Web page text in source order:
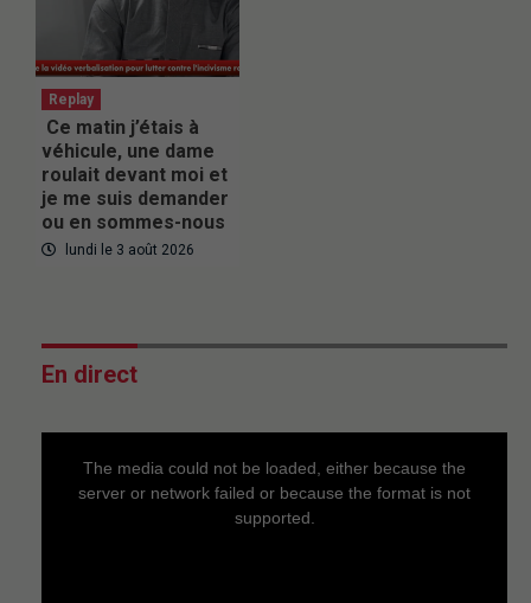
Replay
Ce matin j’étais à
véhicule, une dame
roulait devant moi et
je me suis demander
ou en sommes-nous
lundi le 3 août 2026
En direct
The media could not be loaded, either because the
server or network failed or because the format is not
supported.